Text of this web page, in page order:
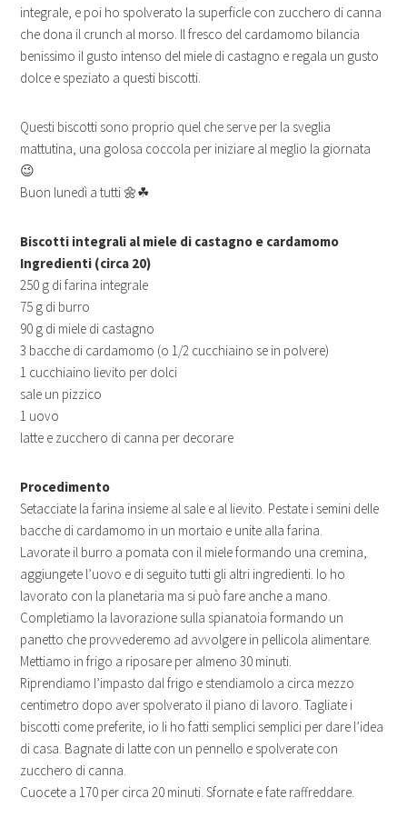
integrale, e poi ho spolverato la superficIe con zucchero di canna
che dona il crunch al morso. Il fresco del cardamomo bilancia
benissimo il gusto intenso del miele di castagno e regala un gusto
dolce e speziato a questi biscotti.
Questi biscotti sono proprio quel che serve per la sveglia
mattutina, una golosa coccola per iniziare al meglio la giornata
😉
Buon lunedì a tutti 🌼☘
Biscotti integrali al miele di castagno e cardamomo
Ingredienti (circa 20)
250 g di farina integrale
75 g di burro
90 g di miele di castagno
3 bacche di cardamomo (o 1/2 cucchiaino se in polvere)
1 cucchiaino lievito per dolci
sale un pizzico
1 uovo
latte e zucchero di canna per decorare
Procedimento
Setacciate la farina insieme al sale e al lievito. Pestate i semini delle
bacche di cardamomo in un mortaio e unite alla farina.
Lavorate il burro a pomata con il miele formando una cremina,
aggiungete l’uovo e di seguito tutti gli altri ingredienti. Io ho
lavorato con la planetaria ma si può fare anche a mano.
Completiamo la lavorazione sulla spianatoia formando un
panetto che provvederemo ad avvolgere in pellicola alimentare.
Mettiamo in frigo a riposare per almeno 30 minuti.
Riprendiamo l’impasto dal frigo e stendiamolo a circa mezzo
centimetro dopo aver spolverato il piano di lavoro. Tagliate i
biscotti come preferite, io li ho fatti semplici semplici per dare l’idea
di casa. Bagnate di latte con un pennello e spolverate con
zucchero di canna.
Cuocete a 170 per circa 20 minuti. Sfornate e fate raffreddare.